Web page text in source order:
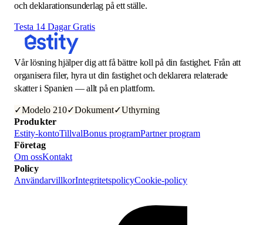
och deklarationsunderlag på ett ställe.
Testa 14 Dagar Gratis
Vår lösning hjälper dig att få bättre koll på din fastighet. Från att
organisera filer, hyra ut din fastighet och deklarera relaterade
skatter i Spanien — allt på en plattform.
✓Modelo 210✓Dokument✓Uthyrning
Produkter
Estity-kontoTillvalBonus programPartner program
Företag
Om ossKontakt
Policy
AnvändarvillkorIntegritetspolicyCookie-policy